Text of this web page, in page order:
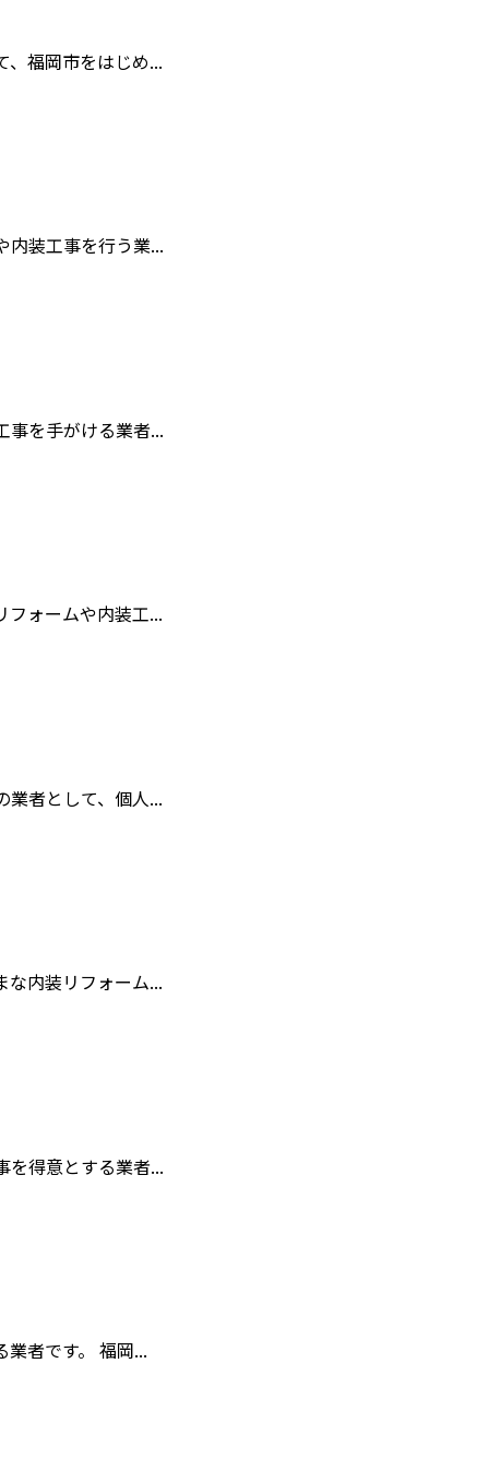
、福岡市をはじめ...
内装工事を行う業...
事を手がける業者...
フォームや内装工...
業者として、個人...
な内装リフォーム...
を得意とする業者...
者です。 福岡...